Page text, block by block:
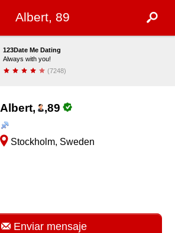
Albert, 89
123Date Me Dating
Always with you!
(7248)
Albert, ,89
Stockholm, Sweden
Enviar mensaje